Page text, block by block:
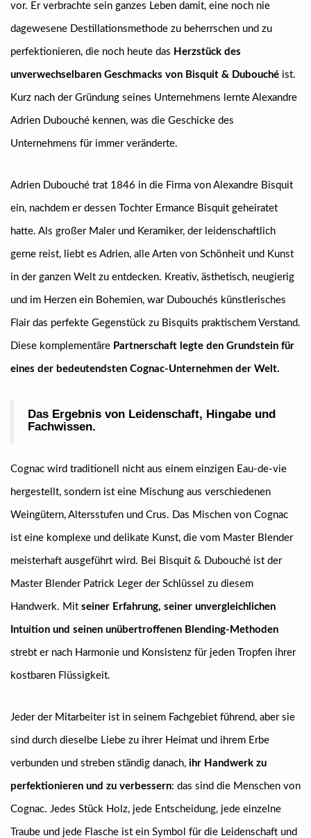
vor. Er verbrachte sein ganzes Leben damit, eine noch nie
dagewesene Destillationsmethode zu beherrschen und zu
perfektionieren, die noch heute das Herzstück des
unverwechselbaren Geschmacks von Bisquit & Dubouché ist.
Kurz nach der Gründung seines Unternehmens lernte Alexandre
Adrien Dubouché kennen, was die Geschicke des
Unternehmens für immer veränderte.
Adrien Dubouché trat 1846 in die Firma von Alexandre Bisquit
ein, nachdem er dessen Tochter Ermance Bisquit geheiratet
hatte. Als großer Maler und Keramiker, der leidenschaftlich
gerne reist, liebt es Adrien, alle Arten von Schönheit und Kunst
in der ganzen Welt zu entdecken. Kreativ, ästhetisch, neugierig
und im Herzen ein Bohemien, war Dubouchés künstlerisches
Flair das perfekte Gegenstück zu Bisquits praktischem Verstand.
Diese komplementäre Partnerschaft legte den Grundstein für
eines der bedeutendsten Cognac-Unternehmen der Welt.
Das Ergebnis von Leidenschaft, Hingabe und
Fachwissen.
Cognac wird traditionell nicht aus einem einzigen Eau-de-vie
hergestellt, sondern ist eine Mischung aus verschiedenen
Weingütern, Altersstufen und Crus. Das Mischen von Cognac
ist eine komplexe und delikate Kunst, die vom Master Blender
meisterhaft ausgeführt wird. Bei Bisquit & Dubouché ist der
Master Blender Patrick Leger der Schlüssel zu diesem
Handwerk. Mit seiner Erfahrung, seiner unvergleichlichen
Intuition und seinen unübertroffenen Blending-Methoden
strebt er nach Harmonie und Konsistenz für jeden Tropfen ihrer
kostbaren Flüssigkeit.
Jeder der Mitarbeiter ist in seinem Fachgebiet führend, aber sie
sind durch dieselbe Liebe zu ihrer Heimat und ihrem Erbe
verbunden und streben ständig danach, ihr Handwerk zu
perfektionieren und zu verbessern: das sind die Menschen von
Cognac. Jedes Stück Holz, jede Entscheidung, jede einzelne
Traube und jede Flasche ist ein Symbol für die Leidenschaft und